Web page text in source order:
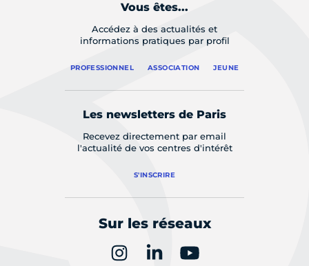
Vous êtes...
Accédez à des actualités et
informations pratiques par profil
PROFESSIONNEL ASSOCIATION JEUNE
Les newsletters de Paris
Recevez directement par email
l'actualité de vos centres d'intérêt
S'INSCRIRE
Sur les réseaux